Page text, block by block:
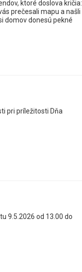
ktoré doslova kričia:
prečesali mapu a našli
domov donesú pekné
pri príležitosti Dňa
9.5.2026 od 13.00 do